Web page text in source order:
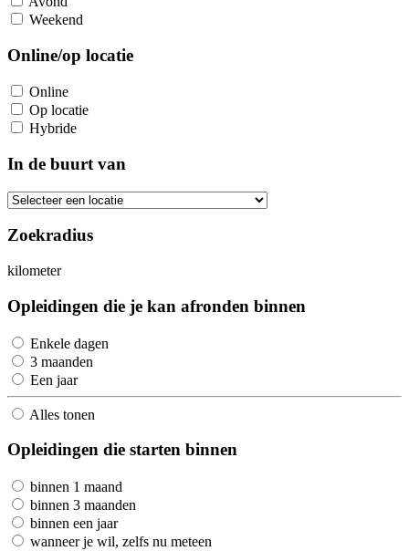
Weekend
Online/op locatie
Online
Op locatie
Hybride
In de buurt van
Zoekradius
kilometer
Opleidingen die je kan afronden binnen
Enkele dagen
3 maanden
Een jaar
Alles tonen
Opleidingen die starten binnen
binnen 1 maand
binnen 3 maanden
binnen een jaar
wanneer je wil, zelfs nu meteen